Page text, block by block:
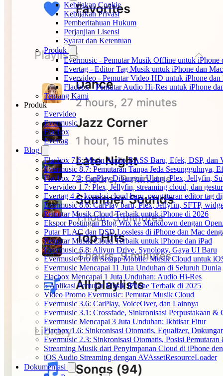
Kebijakan Cookie
Kebijakan Privasi
Pemberitahuan Hukum
Perjanjian Lisensi
Syarat dan Ketentuan
Produk
Evermusic - Pemutar Musik Offline untuk iPhone
Evertag - Editor Tag Musik untuk iPhone dan Mac
Evervideo - Pemutar Video HD untuk iPhone dan
Flacbox - Pemutar Audio Hi-Res untuk iPhone
Tentang Kami
Produk
Evervideo
Evermusic
Flacbox
Evertag
Blog
Flacbox 7.6: Mesin Audio BASS Baru, Efek, DSP, dan
Evermusic 8.7: Pemutaran Tanpa Jeda
Flacbox 7.4: CarPlay Dibangun Ulang, Plex, Jellyfin,
Evervideo 1.7: Plex, Jellyfin, streaming cloud, dan
Evertag 4.2: koneksi cloud baru, pengaturan editor tag
Evermusic 8.6: CarPlay baru, Plex, Jellyfin, SFTP,
Pemutar Musik Cloud Terbaik untuk iPhone di 2026
Ekspor Postingan Blog Wix ke Markdown dengan
Putar FLAC dan DSD Lossless di iPhone dan Mac
Pemutar Musik Cloud Terbaik untuk iPhone dan iPad
Evermusic 6.8: Aliyun Drive, Synology, Gaya UI Baru
Evermusic Pro di Setapp Mobile: Musik Cloud untuk
Evermusic Mencapai 11 Juta Unduhan di Seluruh Dunia
Flacbox Mencapai 1 Juta Unduhan: Audio Hi-Res
5 Aplikasi Pemutar Musik iPhone Terbaik di 2025
Video Promo Evermusic: Pemutar Musik Cloud
Evermusic 3.6: CarPlay, VoiceOver, dan Lainnya
Evermusic 3.1: Crossfade, Sinkronisasi Perpustakaan &
Evermusic Mencapai 3 Juta Unduhan: Ikhtisar Fitur
Flacbox 1.6: Sinkronisasi Otomatis, Equalizer,
Evermusic 2.3: Sinkronisasi Otomatis, Posisi Pemutaran
Streaming Musik dari Penyimpanan Cloud di iPhone
iOS Audio Streaming dengan AVAssetResourceLoader
Dokumentasi